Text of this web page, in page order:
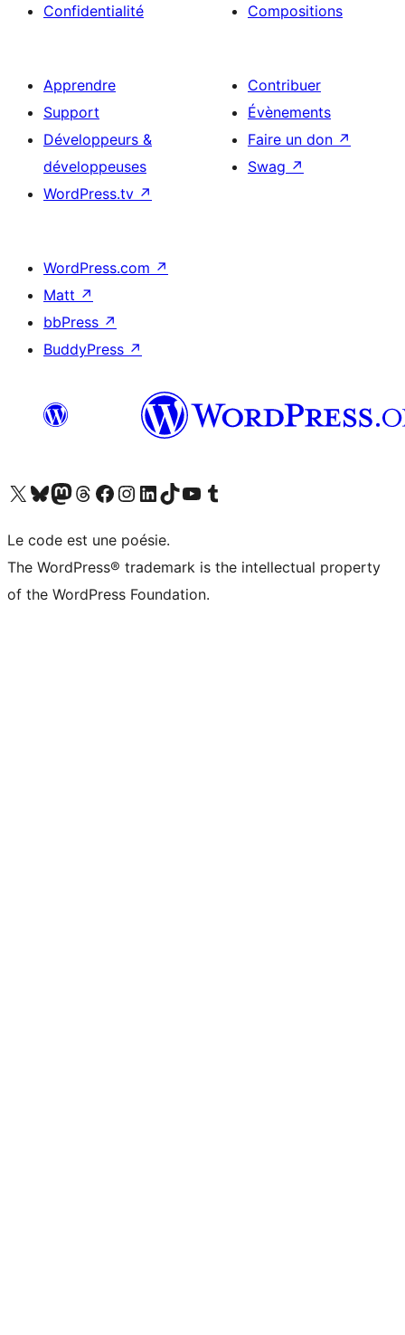
Confidentialité
Compositions
Apprendre
Support
Développeurs &
développeuses
WordPress.tv ↗
Contribuer
Évènements
Faire un don ↗
Swag ↗
WordPress.com ↗
Matt ↗
bbPress ↗
BuddyPress ↗
Visitez notre compte X (précédemment Twitter)
Visiter notre compte Bluesky
Visiter notre compte Mastodon
Visiter notre compte Threads
Consulter notre compte Facebook
Consulter notre compte Instagram
Consulter notre compte LinkedIn
Visiter notre compte TokTok
Visiter notre chaîne YouTube
Visiter notre compte Tumblr
Le code est une poésie.
The WordPress® trademark is the intellectual property
of the WordPress Foundation.